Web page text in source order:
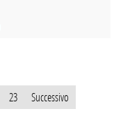
23 Successivo